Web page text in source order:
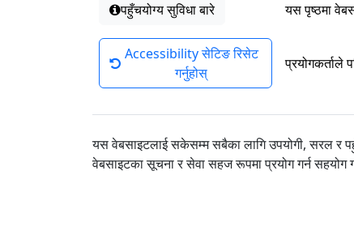
पहुँचयोग्य सुविधा बारे यस पृष्ठमा
Accessibility सेटिङ रिसेट
गर्नुहोस्
प्रयोगकर्ताले
यस वेबसाइटलाई सकेसम्म सबैका लागि उपयोगी, सरल र
वेबसाइटका सूचना र सेवा सहज रूपमा प्रयोग गर्न सहयोग